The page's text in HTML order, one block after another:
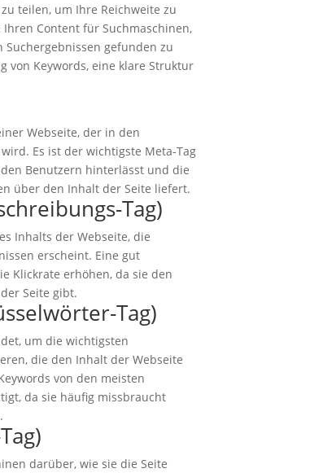
teilen, um Ihre Reichweite zu
Ihren Content für Suchmaschinen,
Suchergebnissen gefunden zu
von Keywords, eine klare Struktur
Webseite, der in den
Es ist der wichtigste Meta-Tag
Benutzern hinterlässt und die
über den Inhalt der Seite liefert.
Tag)
Inhalts der Webseite, die
erscheint. Eine gut
Klickrate erhöhen, da sie den
Seite gibt.
Tag)
um die wichtigsten
die den Inhalt der Webseite
von den meisten
da sie häufig missbraucht
darüber, wie sie die Seite